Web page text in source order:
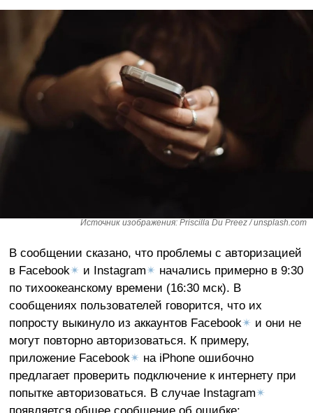
Источник изображения: Priscilla Du Preez / unsplash.com
В сообщении сказано, что проблемы с авторизацией
в Facebook✴ и Instagram✴ начались примерно в 9:30
по тихоокеанскому времени (16:30 мск). В
сообщениях пользователей говорится, что их
попросту выкинуло из аккаунтов Facebook✴ и они не
могут повторно авторизоваться. К примеру,
приложение Facebook✴ на iPhone ошибочно
предлагает проверить подключение к интернету при
попытке авторизоваться. В случае Instagram✴